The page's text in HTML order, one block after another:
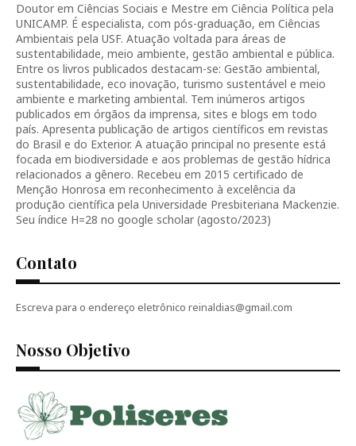
Doutor em Ciências Sociais e Mestre em Ciência Política pela
UNICAMP. É especialista, com pós-graduação, em Ciências
Ambientais pela USF. Atuação voltada para áreas de
sustentabilidade, meio ambiente, gestão ambiental e pública.
Entre os livros publicados destacam-se: Gestão ambiental,
sustentabilidade, eco inovação, turismo sustentável e meio
ambiente e marketing ambiental. Tem inúmeros artigos
publicados em órgãos da imprensa, sites e blogs em todo
país. Apresenta publicação de artigos científicos em revistas
do Brasil e do Exterior. A atuação principal no presente está
focada em biodiversidade e aos problemas de gestão hídrica
relacionados a gênero. Recebeu em 2015 certificado de
Menção Honrosa em reconhecimento à excelência da
produção científica pela Universidade Presbiteriana Mackenzie.
Seu índice H=28 no google scholar (agosto/2023)
Contato
Escreva para o endereço eletrônico reinaldias@gmail.com
Nosso Objetivo